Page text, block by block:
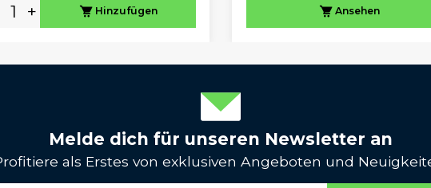
+ Hinzufügen Ansehen
Melde dich für unseren Newsletter an
als Erstes von exklusiven Angeboten und